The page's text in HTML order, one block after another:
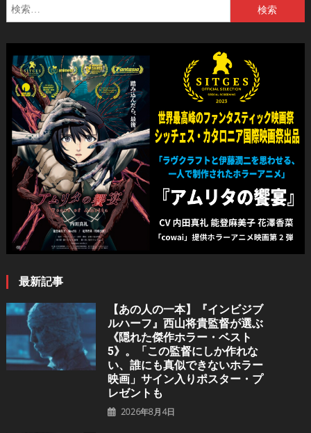
稿
ナ
ビ
ゲ
ー
シ
ョ
ン
索:
最新記事
【あの人の一本】『インビジブ
ルハーフ』⻄⼭将貴監督が選ぶ
《隠れた傑作ホラー・ベスト
5》。「この監督にしか作れな
い、誰にも真似できないホラー
映画」サイン入りポスター・プ
レゼントも
2026年8月4日